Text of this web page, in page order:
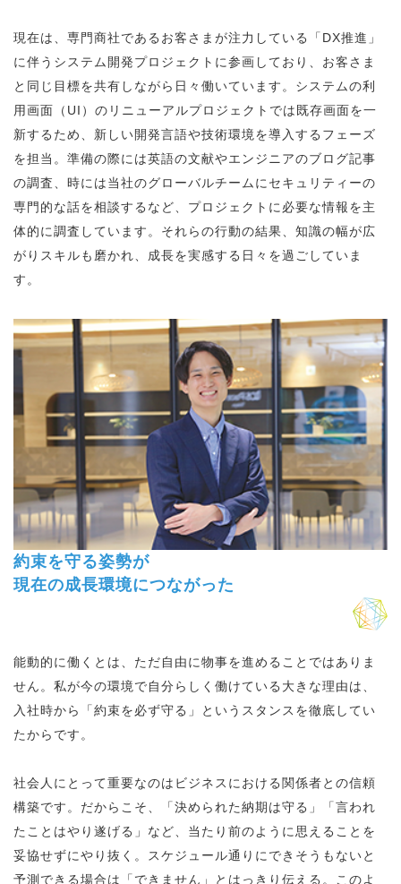
現在は、専門商社であるお客さまが注力している「DX推進」
に伴うシステム開発プロジェクトに参画しており、お客さま
と同じ目標を共有しながら日々働いています。システムの利
用画面（UI）のリニューアルプロジェクトでは既存画面を一
新するため、新しい開発言語や技術環境を導入するフェーズ
を担当。準備の際には英語の文献やエンジニアのブログ記事
の調査、時には当社のグローバルチームにセキュリティーの
専門的な話を相談するなど、プロジェクトに必要な情報を主
体的に調査しています。それらの行動の結果、知識の幅が広
がりスキルも磨かれ、成長を実感する日々を過ごしていま
す。
約束を守る姿勢が
現在の成長環境につながった
能動的に働くとは、ただ自由に物事を進めることではありま
せん。私が今の環境で自分らしく働けている大きな理由は、
入社時から「約束を必ず守る」というスタンスを徹底してい
たからです。
社会人にとって重要なのはビジネスにおける関係者との信頼
構築です。だからこそ、「決められた納期は守る」「言われ
たことはやり遂げる」など、当たり前のように思えることを
妥協せずにやり抜く。スケジュール通りにできそうもないと
予測できる場合は「できません」とはっきり伝える。このよ